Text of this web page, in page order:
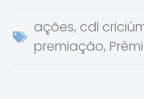
ações, cdl
premiação,